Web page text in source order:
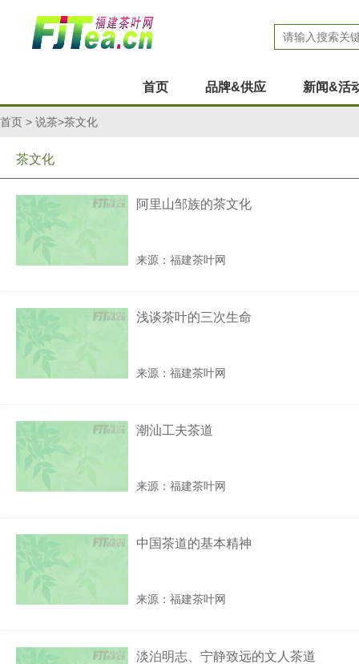
首页 品牌&供应 新闻&活
首页 > 说茶>茶文化
茶文化
阿里山邹族的茶文化
来源：福建茶叶网
浅谈茶叶的三次生命
来源：福建茶叶网
潮汕工夫茶道
来源：福建茶叶网
中国茶道的基本精神
来源：福建茶叶网
淡泊明志、宁静致远的文人茶道